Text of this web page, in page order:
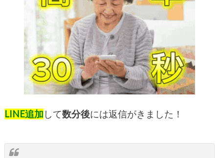
LINE追加 して数分後には返信がきました！